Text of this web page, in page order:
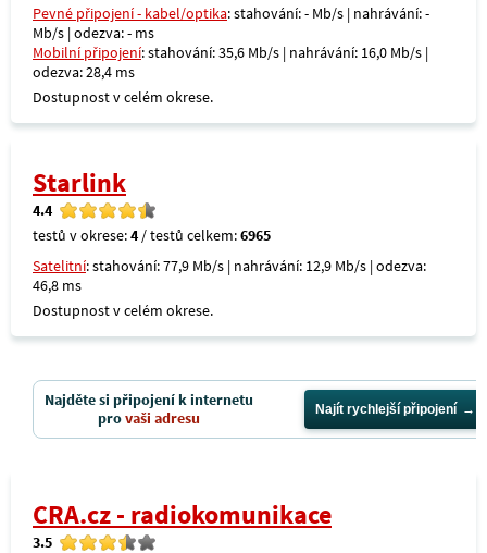
Pevné připojení - kabel/optika: stahování: - Mb/s | nahrávání: -
Mb/s | odezva: - ms
Mobilní připojení: stahování: 35,6 Mb/s | nahrávání: 16,0 Mb/s |
odezva: 28,4 ms
Dostupnost v celém okrese.
Starlink
4.4
testů v okrese:4 / testů celkem:6965
Satelitní: stahování: 77,9 Mb/s | nahrávání: 12,9 Mb/s | odezva:
46,8 ms
Dostupnost v celém okrese.
Najděte si připojení k internetu
provaši adresu Najít rychlejší připojení
CRA.cz - radiokomunikace
3.5